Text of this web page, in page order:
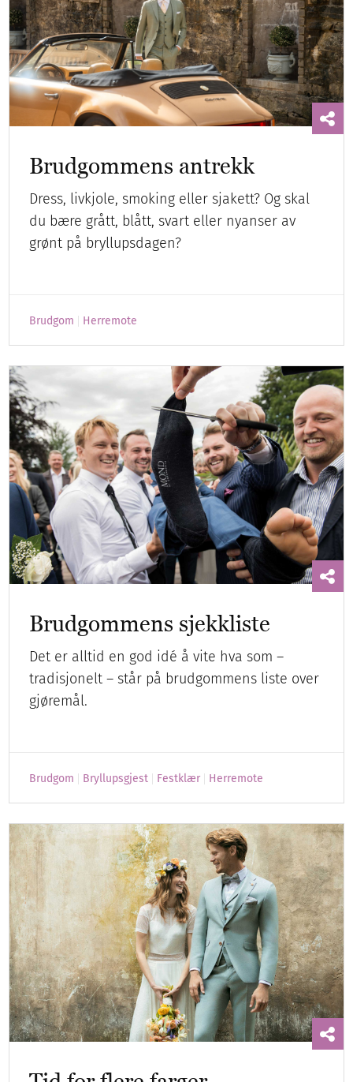
Brudgommens antrekk
Dress, livkjole, smoking eller sjakett? Og skal
du bære grått, blått, svart eller nyanser av
grønt på bryllupsdagen?
Brudgom Herremote
Brudgommens sjekkliste
Det er alltid en god idé å vite hva som –
tradisjonelt – står på brudgommens liste over
gjøremål.
Brudgom Bryllupsgjest Festklær Herremote